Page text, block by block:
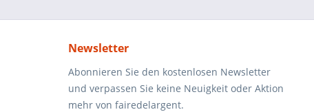
Newsletter
Abonnieren Sie den kostenlosen Newsletter
und verpassen Sie keine Neuigkeit oder Aktion
mehr von fairedelargent.